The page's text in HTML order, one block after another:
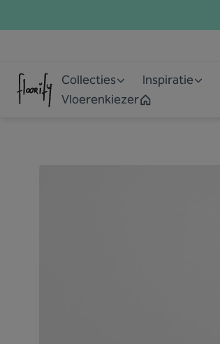
Collecties Inspiratie
Vloerenkiezer